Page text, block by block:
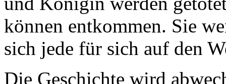
können entkommen. Sie
sich jede für sich auf den
Die Geschichte wird